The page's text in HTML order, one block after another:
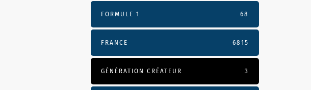
FORMULE 1 68
FRANCE 6815
GÉNÉRATION CRÉATEUR 3